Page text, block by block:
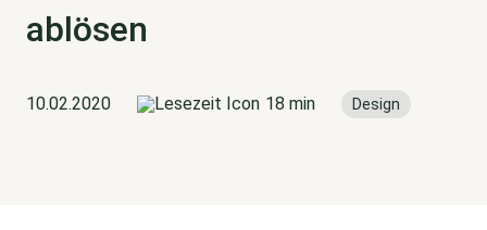
ablösen
10.02.2020 18 min Design